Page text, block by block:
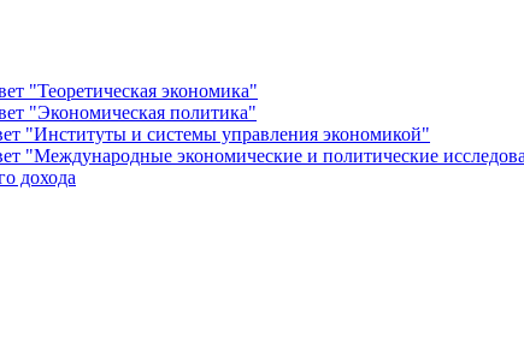
"Теоретическая экономика"
"Экономическая политика"
"Институты и системы управления экономикой"
"Международные экономические и политические
дохода